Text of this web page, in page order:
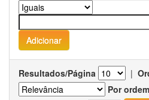
Resultados/Página |
Por ordem